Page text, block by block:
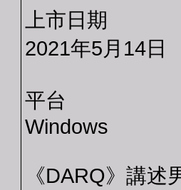
上市日期
2021年5月14日
平台
Windows
《DARQ》講